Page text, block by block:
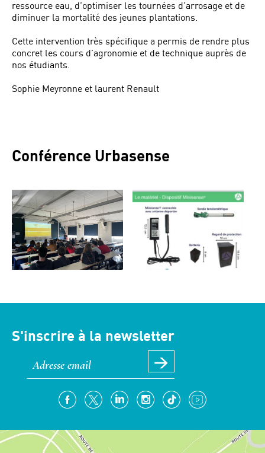
ressource eau, d’optimiser les tournées d’arrosage et de
diminuer la mortalité des jeunes plantations.
Cette intervention très spécifique a permis de rendre plus
concret les cours d’agronomie et de technique auprès de
nos étudiants.
Sophie Meyronne et laurent Renault
Conférence Urbasense
S'inscrire à la newsletter